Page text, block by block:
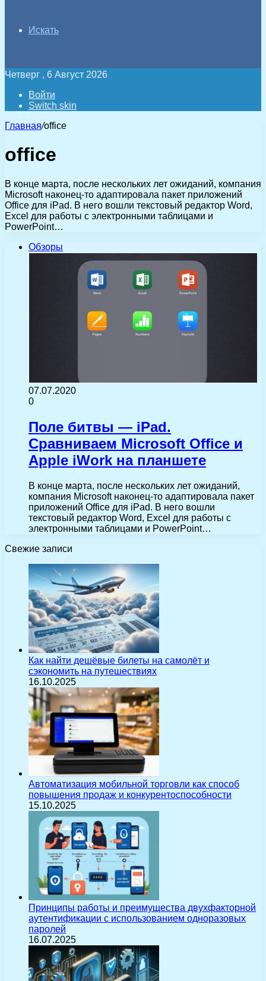
Искать
Четверг , 6 Август 2026
Войти
Switch skin
Главная/office
office
В конце марта, после нескольких лет ожиданий, компания
Microsoft наконец-то адаптировала пакет приложений
Office для iPad. В него вошли текстовый редактор Word,
Excel для работы с электронными таблицами и
PowerPoint…
Обзоры
07.07.2020
0
Поле битвы — iPad.
Сравниваем Microsoft Office и
Apple iWork на планшете
В конце марта, после нескольких лет ожиданий,
компания Microsoft наконец-то адаптировала пакет
приложений Office для iPad. В него вошли
текстовый редактор Word, Excel для работы с
электронными таблицами и PowerPoint…
Свежие записи
Как найти дешёвые билеты на самолёт и
сэкономить на путешествиях
16.10.2025
Автоматизация мобильной торговли как способ
повышения продаж и конкурентоспособности
15.10.2025
Принципы работы и преимущества двухфакторной
аутентификации с использованием одноразовых
паролей
16.07.2025